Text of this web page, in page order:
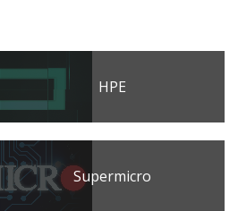
HPE
Supermicro